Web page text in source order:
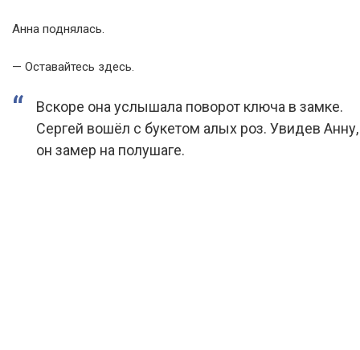
Анна поднялась.
— Оставайтесь здесь.
Вскоре она услышала поворот ключа в замке.
Сергей вошёл с букетом алых роз. Увидев Анну,
он замер на полушаге.